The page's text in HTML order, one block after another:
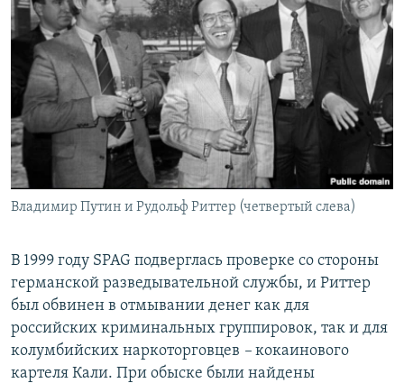
Владимир Путин и Рудольф Риттер (четвертый слева)
В 1999 году SPAG подверглась проверке со стороны
германской разведывательной службы, и Риттер
был обвинен в отмывании денег как для
российских криминальных группировок, так и для
колумбийских наркоторговцев – кокаинового
картеля Кали. При обыске были найдены